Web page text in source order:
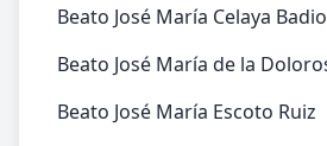
Beato José María Celaya
Beato José María de la
Beato José María Escoto Ruiz